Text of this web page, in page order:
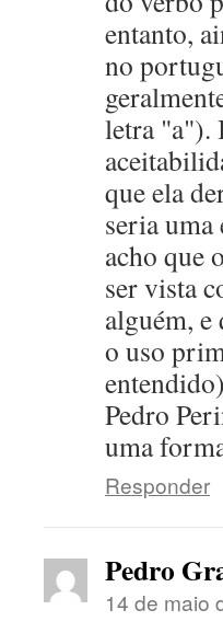
entanto,
no
letra "a").
que ela
seria
acho que
ser vista
alguém, e
o uso
Pedro
uma
Responder
Pedro
14 de maio